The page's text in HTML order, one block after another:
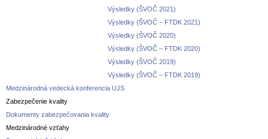
Výsledky (ŠVOČ 2021)
Výsledky (ŠVOČ – FTDK 2021)
Výsledky (ŠVOČ 2020)
Výsledky (ŠVOČ – FTDK 2020)
Výsledky (ŠVOČ 2019)
Výsledky (ŠVOČ – FTDK 2019)
Medzinárodná vedecká konferencia UJS
Zabezpečenie kvality
Dokumenty zabezpečovania kvality
Medzinárodné vzťahy